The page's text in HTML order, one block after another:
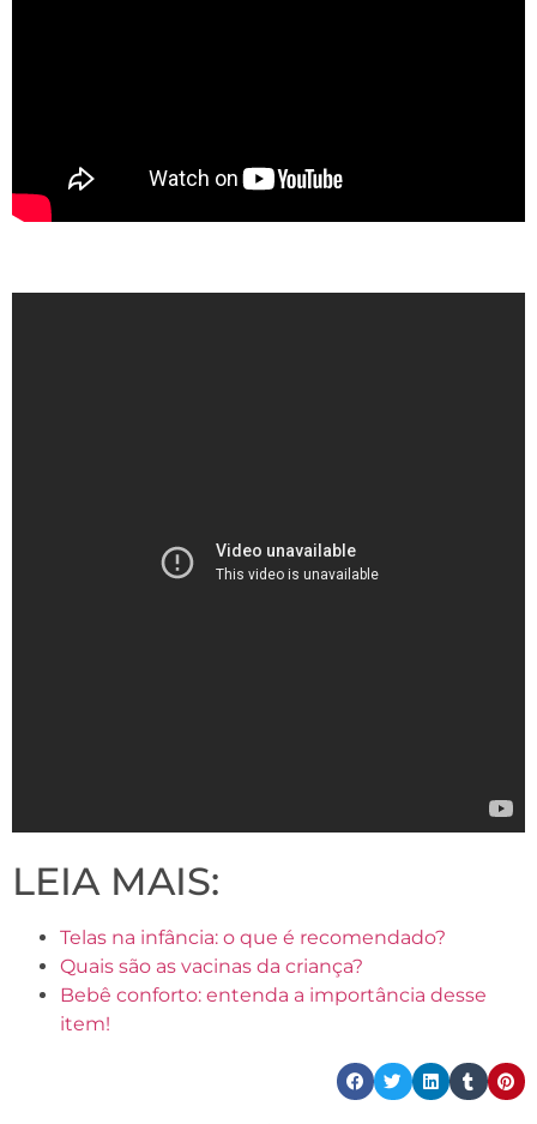
LEIA MAIS:
Telas na infância: o que é recomendado?
Quais são as vacinas da criança?
Bebê conforto: entenda a importância desse
item!